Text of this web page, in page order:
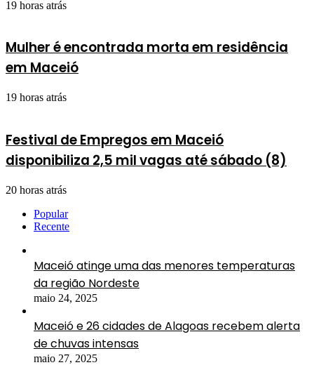
19 horas atrás
Mulher é encontrada morta em residência
em Maceió
19 horas atrás
Festival de Empregos em Maceió
disponibiliza 2,5 mil vagas até sábado (8)
20 horas atrás
Popular
Recente
Maceió atinge uma das menores temperaturas
da região Nordeste
maio 24, 2025
Maceió e 26 cidades de Alagoas recebem alerta
de chuvas intensas
maio 27, 2025